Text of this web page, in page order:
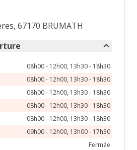
23 24 25
30
67170 BRUMATH
08h00 - 12h00, 13h30 - 18h30
08h00 - 12h00, 13h30 - 18h30
08h00 - 12h00, 13h30 - 18h30
08h00 - 12h00, 13h30 - 18h30
08h00 - 12h00, 13h30 - 18h30
09h00 - 12h00, 13h00 - 17h30
Fermée